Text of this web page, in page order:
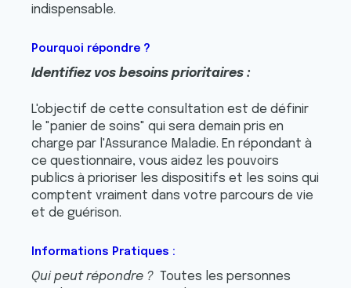
indispensable.
Pourquoi répondre ?
Identifiez vos besoins prioritaires :
L'objectif de cette consultation est de définir
le "panier de soins" qui sera demain pris en
charge par l'Assurance Maladie. En répondant à
ce questionnaire, vous aidez les pouvoirs
publics à prioriser les dispositifs et les soins qui
comptent vraiment dans votre parcours de vie
et de guérison.
Informations Pratiques :
Qui peut répondre ? Toutes les personnes